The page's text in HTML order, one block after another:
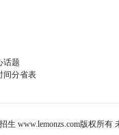
话题
间分省表
生 www.lemonzs.com版权所有